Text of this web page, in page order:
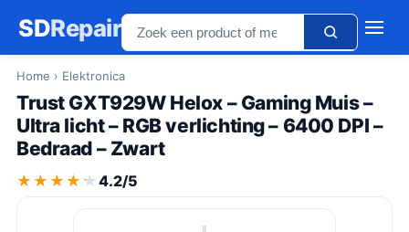
SDRepair
Home › Elektronica
Trust GXT929W Helox – Gaming Muis –
Ultra licht – RGB verlichting – 6400 DPI –
Bedraad – Zwart
★★★★★
★★★★★ 4.2/5